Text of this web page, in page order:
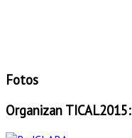
Fotos
Organizan TICAL2015: